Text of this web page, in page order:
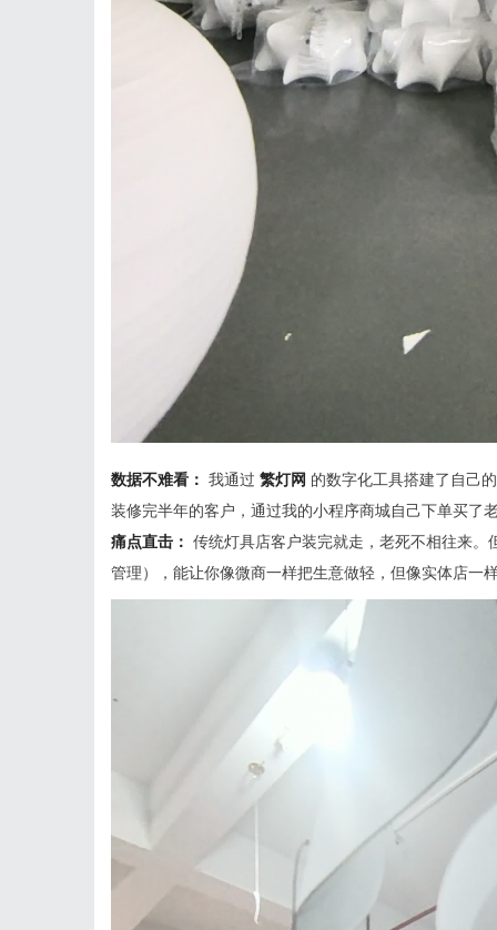
数据不难看： 我通过 繁灯网 的数字化工具搭建了自己
装修完半年的客户，通过我的小程序商城自己下单买了
痛点直击： 传统灯具店客户装完就走，老死不相往来。
管理），能让你像微商一样把生意做轻，但像实体店一